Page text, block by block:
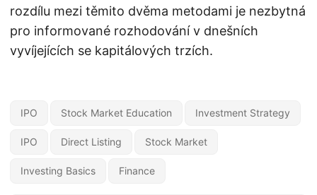
rozdílu mezi těmito dvěma metodami je nezbytná
pro informované rozhodování v dnešních
vyvíjejících se kapitálových trzích.
IPO Stock Market Education Investment Strategy
IPO Direct Listing Stock Market
Investing Basics Finance